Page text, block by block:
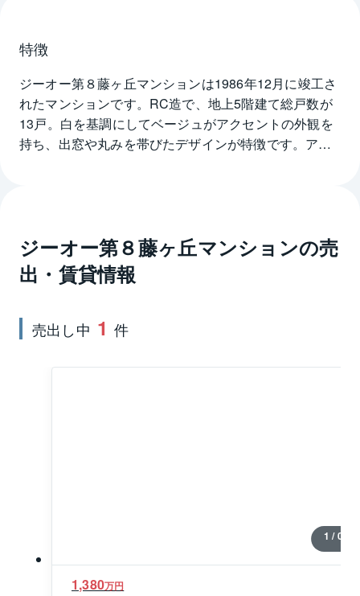
特徴
ジーオー第８藤ヶ丘マンションは1986年12月に竣工さ
れたマンションです。RC造で、地上5階建て総戸数が
13戸。白を基調にしてベージュがアクセントの外観を
持ち、出窓や丸みを帯びたデザインが特徴です。アー
芸を楽しめる専用庭、開放感豊かなルーフガーデン付
きのプランも用意しています。バルコニーは全戸共に
南向きなので日当たり良好です。洗濯物もしっかりと
の最寄り駅は、名古屋市東山線の藤が丘駅です。駅に
は徒歩11分、名古屋駅に28分の乗車時間と通勤や通学
が快適です。また、リニモの愛称で呼ばれる東部丘陵
管理をサポートする総合病院、子育て世帯にうれしい
保育園から公立学校が徒歩圏内です。散策やリフレッ
シュに活用できるスポットも身近で、大平公園、芝生
広場や遊具の整った鴨田公園が利用できます。
ジーオー第８藤ヶ丘マンションの売
出・賃貸情報
売出し中 1 件
1 / 0
1,380万円